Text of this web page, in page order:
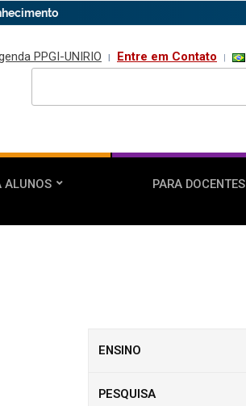
PPGI-UNIRIO Entre em Contato
ALUNOS PARA DOCENTES
ENSINO
PESQUISA